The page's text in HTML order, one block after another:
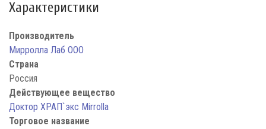
Характеристики
Производитель
Мирролла Лаб ООО
Страна
Россия
Действующее вещество
Доктор ХРАП`экс Mirrolla
Торговое название